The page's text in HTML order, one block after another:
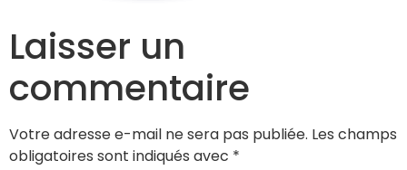
Laisser un
commentaire
Votre adresse e-mail ne sera pas publiée. Les champs
obligatoires sont indiqués avec *